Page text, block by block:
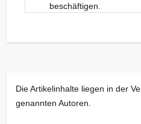
beschäftigen.
Die Artikelinhalte liegen in der
genannten Autoren.